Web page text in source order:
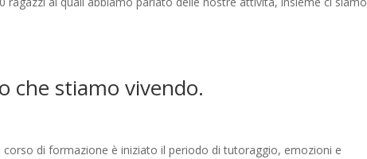
che stiamo vivendo.
corso di formazione è iniziato il periodo di tutoraggio, emozioni e